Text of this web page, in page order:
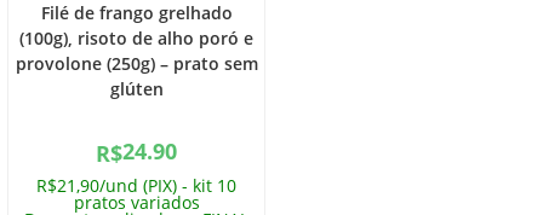
Filé de frango grelhado
(100g), risoto de alho poró e
provolone (250g) – prato sem
glúten
R$24.90
R$21,90/und (PIX) - kit 10
pratos variados